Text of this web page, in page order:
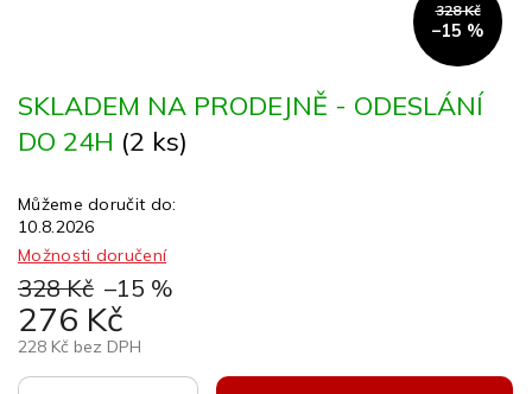
328 Kč
–15 %
328 Kč –15 %
276 Kč
228 Kč bez DPH
SKLADEM NA PRODEJNĚ - ODESLÁNÍ
DO 24H (2 ks)
Můžeme doručit do:
10.8.2026
Možnosti doručení